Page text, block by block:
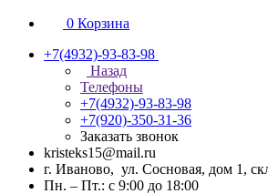
0 Корзина
+7(4932)-93-83-98
Назад
Телефоны
+7(4932)-93-83-98
+7(920)-350-31-36
Заказать звонок
kristeks15@mail.ru
г. Иваново, ул. Сосновая, дом 1,
Пн. – Пт.: с 9:00 до 18:00